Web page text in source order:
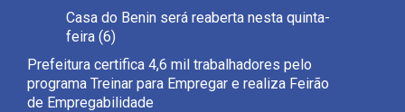
Casa do Benin será reaberta nesta quinta-
feira (6)
Prefeitura certifica 4,6 mil trabalhadores pelo
programa Treinar para Empregar e realiza Feirão
de Empregabilidade